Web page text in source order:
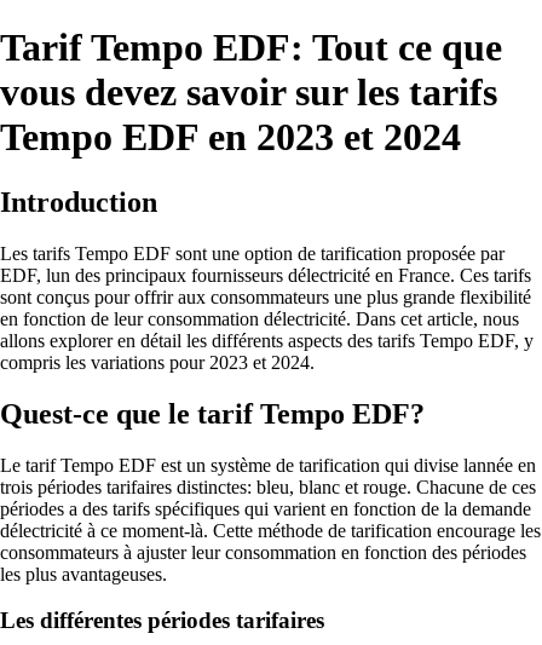
Tarif Tempo EDF: Tout ce que
vous devez savoir sur les tarifs
Tempo EDF en 2023 et 2024
Introduction
Les tarifs Tempo EDF sont une option de tarification proposée par
EDF, lun des principaux fournisseurs délectricité en France. Ces tarifs
sont conçus pour offrir aux consommateurs une plus grande flexibilité
en fonction de leur consommation délectricité. Dans cet article, nous
allons explorer en détail les différents aspects des tarifs Tempo EDF, y
compris les variations pour 2023 et 2024.
Quest-ce que le tarif Tempo EDF?
Le tarif Tempo EDF est un système de tarification qui divise lannée en
trois périodes tarifaires distinctes: bleu, blanc et rouge. Chacune de ces
périodes a des tarifs spécifiques qui varient en fonction de la demande
délectricité à ce moment-là. Cette méthode de tarification encourage les
consommateurs à ajuster leur consommation en fonction des périodes
les plus avantageuses.
Les différentes périodes tarifaires